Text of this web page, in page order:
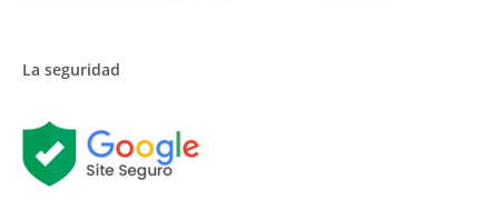
La seguridad